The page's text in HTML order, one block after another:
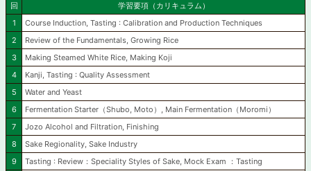
回
学習要項（カリキュラム）
1
Course Induction, Tasting : Calibration and Production Techniques
2
Review of the Fundamentals, Growing Rice
3
Making Steamed White Rice, Making Koji
4
Kanji, Tasting : Quality Assessment
5
Water and Yeast
6
Fermentation Starter（Shubo, Moto）, Main Fermentation（Moromi）
7
Jozo Alcohol and Filtration, Finishing
8
Sake Regionality, Sake Industry
9
Tasting : Review：Speciality Styles of Sake, Mock Exam ：Tasting